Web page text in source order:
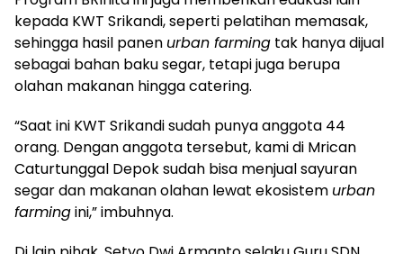
kepada KWT Srikandi, seperti pelatihan memasak,
sehingga hasil panen urban farming tak hanya dijual
sebagai bahan baku segar, tetapi juga berupa
olahan makanan hingga catering.
“Saat ini KWT Srikandi sudah punya anggota 44
orang. Dengan anggota tersebut, kami di Mrican
Caturtunggal Depok sudah bisa menjual sayuran
segar dan makanan olahan lewat ekosistem urban
farmingini,” imbuhnya.